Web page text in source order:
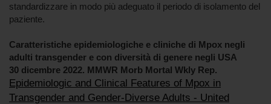
standardizzare in modo più adeguato il periodo di isolamento del
paziente.
Caratteristiche epidemiologiche e cliniche di Mpox negli
adulti transgender e con diversità di genere negli USA
30 dicembre 2022. MMWR Morb Mortal Wkly Rep.
Epidemiologic and Clinical Features of Mpox in
Transgender and Gender-Diverse Adults - United